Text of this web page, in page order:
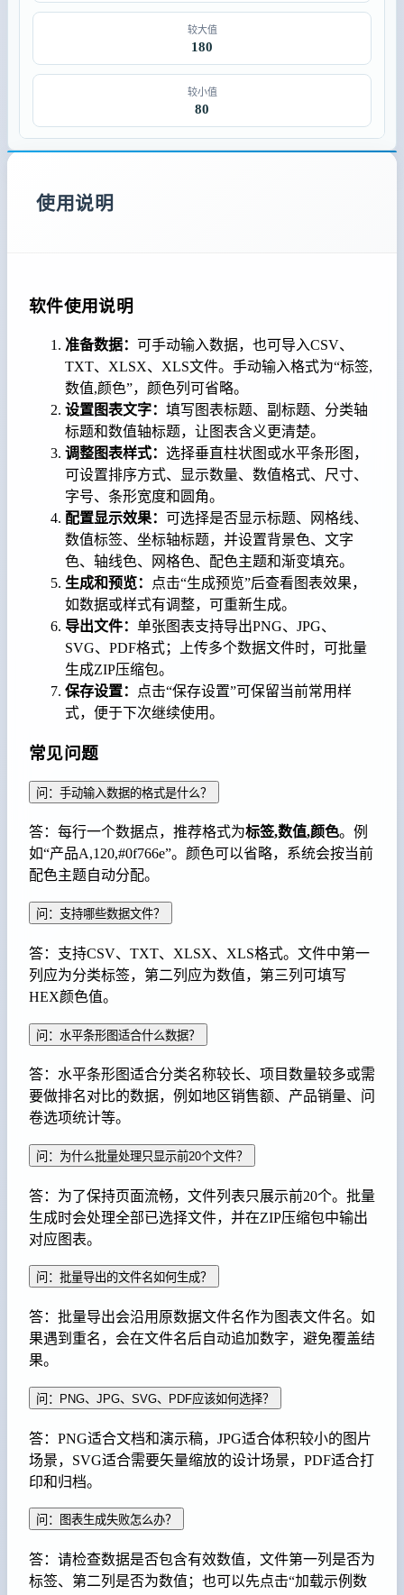
较大值
180
较小值
80
使用说明
软件使用说明
准备数据： 可手动输入数据，也可导入CSV、
TXT、XLSX、XLS文件。手动输入格式为“标签,
数值,颜色”，颜色列可省略。
设置图表文字： 填写图表标题、副标题、分类轴
标题和数值轴标题，让图表含义更清楚。
调整图表样式： 选择垂直柱状图或水平条形图，
可设置排序方式、显示数量、数值格式、尺寸、
字号、条形宽度和圆角。
配置显示效果： 可选择是否显示标题、网格线、
数值标签、坐标轴标题，并设置背景色、文字
色、轴线色、网格色、配色主题和渐变填充。
生成和预览：
点击“生成预览”后查看图表效果，
如数据或样式有调整，可重新生成。
导出文件： 单张图表支持导出PNG、JPG、
SVG、PDF格式；上传多个数据文件时，可批量
生成ZIP压缩包。
保存设置：
点击“保存设置”可保留当前常用样
式，便于下次继续使用。
常见问题
问：手动输入数据的格式是什么？
答：每行一个数据点，推荐格式为标签,数值,颜色。例
如“产品A,120,#0f766e”。颜色可以省略，系统会按当前
配色主题自动分配。
问：支持哪些数据文件？
答：支持CSV、TXT、XLSX、XLS格式。文件中第一
列应为分类标签，第二列应为数值，第三列可填写
HEX颜色值。
问：水平条形图适合什么数据？
答：水平条形图适合分类名称较长、项目数量较多或需
要做排名对比的数据，例如地区销售额、产品销量、问
卷选项统计等。
问：为什么批量处理只显示前20个文件？
答：为了保持页面流畅，文件列表只展示前20个。批量
生成时会处理全部已选择文件，并在ZIP压缩包中输出
对应图表。
问：批量导出的文件名如何生成？
答：批量导出会沿用原数据文件名作为图表文件名。如
果遇到重名，会在文件名后自动追加数字，避免覆盖结
果。
问：PNG、JPG、SVG、PDF应该如何选择？
答：PNG适合文档和演示稿，JPG适合体积较小的图片
场景，SVG适合需要矢量缩放的设计场景，PDF适合打
印和归档。
问：图表生成失败怎么办？
答：请检查数据是否包含有效数值，文件第一列是否为
标签、第二列是否为数值；也可以先点击“加载示例数